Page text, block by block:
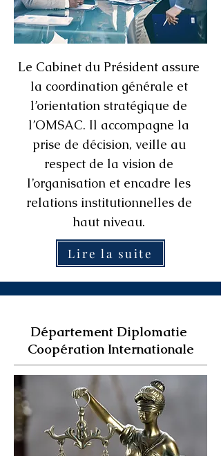
Le Cabinet du Président assure
la coordination générale et
l’orientation stratégique de
l’OMSAC. Il accompagne la
prise de décision, veille au
respect de la vision de
l’organisation et encadre les
relations institutionnelles de
haut niveau.
Lire la suite
Département Diplomatie
Coopération Internationale